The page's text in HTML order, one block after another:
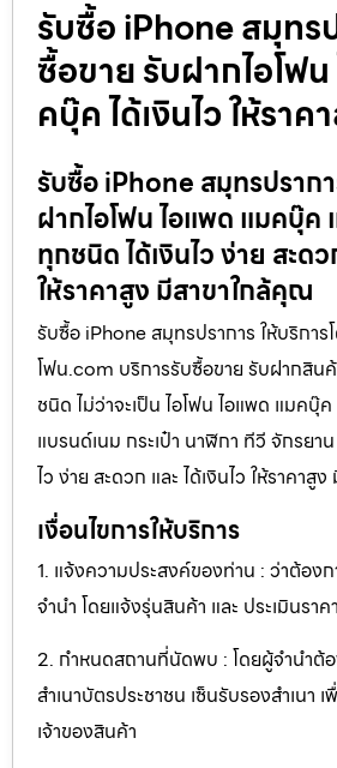
รับซื้อ iPhone สมุทร
ซื้อขาย รับฝากไอโฟ
คบุ๊ค ได้เงินไว ให้ราค
รับซื้อ iPhone สมุทรปราก
ฝากไอโฟน ไอแพด แมคบุ๊ค
ทุกชนิด ได้เงินไว ง่าย สะดว
ให้ราคาสูง มีสาขาใกล้คุณ
รับซื้อ iPhone สมุทรปราการ ให้บริการ
โฟน.com บริการรับซื้อขาย รับฝากสิน
ชนิด ไม่ว่าจะเป็น ไอโฟน ไอแพด แมคบุ๊
แบรนด์เนม กระเป๋า นาฬิกา ทีวี จักรยา
ไว ง่าย สะดวก และ ได้เงินไว ให้ราคาสู
เงื่อนไขการให้บริการ
1. แจ้งความประสงค์ของท่าน : ว่าต้อง
จำนำ โดยแจ้งรุ่นสินค้า และ ประเมินรา
2. กำหนดสถานที่นัดพบ : โดยผู้จำนำต้อ
สำเนาบัตรประชาชน เซ็นรับรองสำเนา
เจ้าของสินค้า